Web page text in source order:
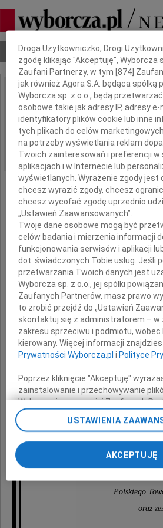
Nekrologi Odeszli Poradnik
IMIĘ I NAZWISKO: Piotr
REGION: Kielce
DATA EMISJI: 14.02.2020
Polskiego
z
przyjaciele i koledzy z
Polskiego
oraz
Dbamy o Twoją prywatność
Droga Użytkowniczko, Drogi
zgodę klikając "Akceptuję", Wyborcza
Zaufani Partnerzy, w tym [874 ]
jak również Agora S.A. będąca spółką
Wyborcza sp. z o.o., będą
osobowe takie jak adresy IP, adresy
identyfikatory plików cookie lub inne
tych plikach do celów
na potrzeby wyświetlania reklam
Twoich zainteresowań i preferencji w
aplikacjach i w Internecie lub
wyświetlanych. Wyrażenie zgody jest
chcesz wyrazić zgody, chcesz
chcesz wycofać zgodę uprzednio
„Ustawień Zaawansowanych”.
Twoje dane osobowe mogą być
celów badania i mierzenia informacji
funkcjonowania serwisów i aplikacji
dot. świadczonych Tobie usług. Jeśli
przetwarzania Twoich danych jest
Wyborcza sp. z o.o., jej spółki
Zaufanych Partnerów, masz prawo
to zrobić przejdź do „Ustawień
skontaktuj się z administratorem – w
zakresu sprzeciwu i podmiotu,
kierowany. Więcej informacji
Prywatności Wyborcza.pl i Polityce
Poprzez kliknięcie "Akceptuję"
zainstalowanie i przechowywanie
Wyborczej sp. z o. o. jej Zaufanych
na Twoim urządzeniu końcowym.
chwili zmienić swoje preferencje dot.
preferencjami dot. przetwarzania
odnośnik „Ustawienia prywatności” w
Zmiana ustawień plików cookie
pomocą ustawień przeglądarki.
USTAWIENIA
AKCEPTUJĘ